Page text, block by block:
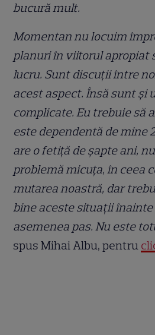
bucură mult.
Momentan nu locuim
planuri în viitorul apropiat
lucru. Sunt discuții între
acest aspect. Însă sunt și
complicate. Eu trebuie să
este dependentă de mine
are o fetiță de șapte ani,
problemă micuța, în ceea
mutarea noastră, dar
bine aceste situații înainte
asemenea pas. Nu este
spus Mihai Albu, pentru